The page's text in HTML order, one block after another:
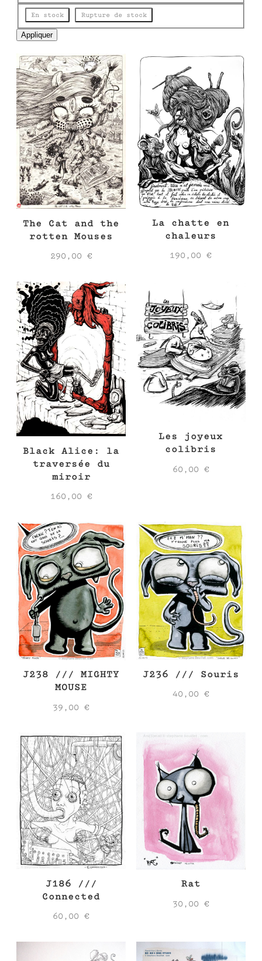
e
État
En stock Rupture de stock
Appliquer
The Cat and the
rotten Mouses
290,00 €
La chatte en
chaleurs
190,00€
Black Alice: la
traversée du
miroir
160,00 €
Les joyeux
colibris
60,00 €
J238 /// MIGHTY
MOUSE
39,00€
J236 /// Souris
40,00 €
J186 ///
Connected
60,00€
Rat
30,00 €